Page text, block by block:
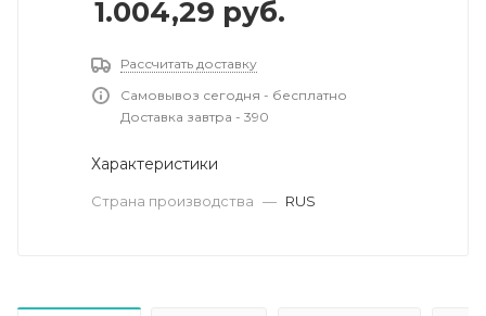
1.004,29 руб.
Рассчитать доставку
Самовывоз сегодня - бесплатно
Доставка завтра - 390
Характеристики
Страна производства — RUS